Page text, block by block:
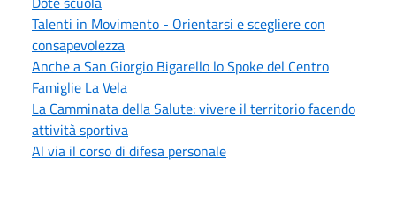
Talenti in Movimento - Orientarsi e scegliere con
consapevolezza
Anche a San Giorgio Bigarello lo Spoke del Centro
Famiglie La Vela
La Camminata della Salute: vivere il territorio facendo
attività sportiva
Al via il corso di difesa personale